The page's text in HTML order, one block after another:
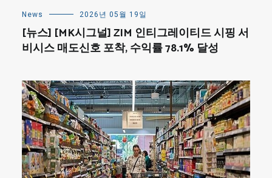
News 2026년 05월 19일
[뉴스] [MK시그널] ZIM 인티그레이티드 시핑 서
비시스 매도신호 포착, 수익률 78.1% 달성